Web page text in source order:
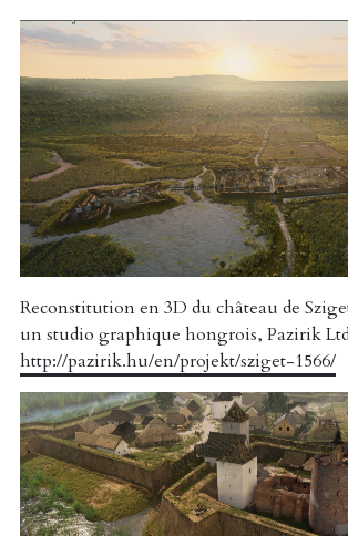
Reconstitution en 3D du château de
un studio graphique hongrois, Pazirik
http://pazirik.hu/en/projekt/sziget-1566/